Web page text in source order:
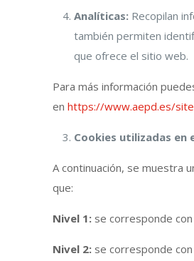
Analíticas: Recopilan
también permiten
que ofrece el sitio web.
Para más información
enhttps://www.aepd.es/
Cookies utilizadas en
A continuación, se muestra
que:
Nivel 1: se corresponde
Nivel 2: se corresponde